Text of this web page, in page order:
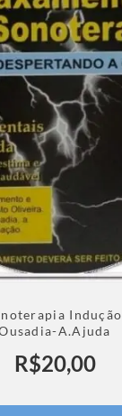
A.Ajuda
R$20,00